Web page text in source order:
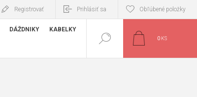
Registrovať Prihlásiť sa Obľúbené položky
DÁŽDNIKY KABELKY
0 KS